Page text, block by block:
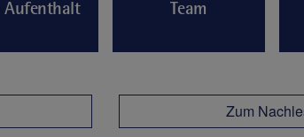
Aufenthalt Team
Zum